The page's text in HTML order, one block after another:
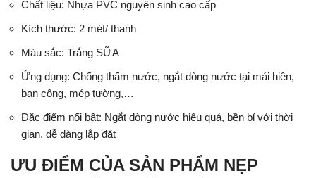
Chất liệu: Nhựa PVC nguyên sinh cao cấp
Kích thước: 2 mét/ thanh
Màu sắc: Trắng SỮA
Ứng dụng: Chống thấm nước, ngắt dòng nước tại mái hiên,
ban công, mép tường,…
Đặc điểm nổi bật: Ngắt dòng nước hiệu quả, bền bỉ với thời
gian, dễ dàng lắp đặt
ƯU ĐIỂM CỦA SẢN PHẨM NẸP